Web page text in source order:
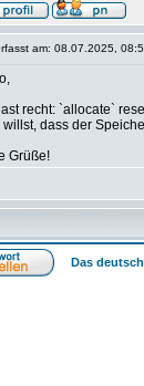
am: 08.07.2025,
recht: `allocate`
willst, dass der
Grüße!
Das